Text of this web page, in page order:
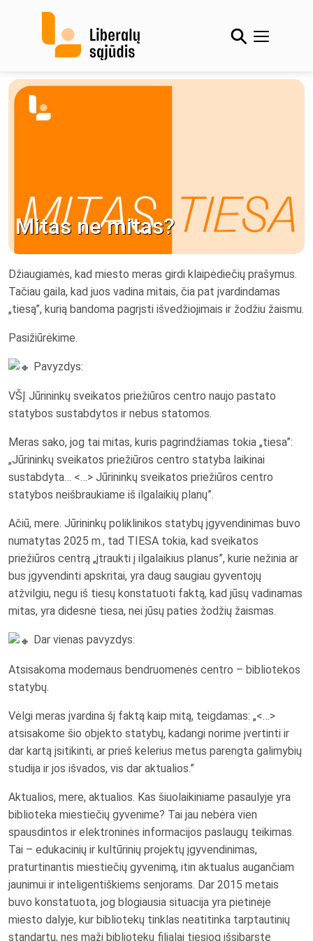
Mitas ne mitas?
Džiaugiamės, kad miesto meras girdi klaipėdiečių prašymus.
Tačiau gaila, kad juos vadina mitais, čia pat įvardindamas
„tiesą”, kurią bandoma pagrįsti išvedžiojimais ir žodžiu žaismu.
Pasižiūrėkime.
Pavyzdys:
VŠĮ Jūrininkų sveikatos priežiūros centro naujo pastato
statybos sustabdytos ir nebus statomos.
Meras sako, jog tai mitas, kuris pagrindžiamas tokia „tiesa”:
„Jūrininkų sveikatos priežiūros centro statyba laikinai
sustabdyta… <…> Jūrininkų sveikatos priežiūros centro
statybos neišbraukiame iš ilgalaikių planų”.
Ačiū, mere. Jūrininkų poliklinikos statybų įgyvendinimas buvo
numatytas 2025 m., tad TIESA tokia, kad sveikatos
priežiūros centrą „įtraukti į ilgalaikius planus”, kurie nežinia ar
bus įgyvendinti apskritai, yra daug saugiau gyventojų
atžvilgiu, negu iš tiesų konstatuoti faktą, kad jūsų vadinamas
mitas, yra didesnė tiesa, nei jūsų paties žodžių žaismas.
Dar vienas pavyzdys:
Atsisakoma modernaus bendruomenės centro – bibliotekos
statybų.
Vėlgi meras įvardina šį faktą kaip mitą, teigdamas: „<…>
atsisakome šio objekto statybų, kadangi norime įvertinti ir
dar kartą įsitikinti, ar prieš kelerius metus parengta galimybių
studija ir jos išvados, vis dar aktualios.”
Aktualios, mere, aktualios. Kas šiuolaikiniame pasaulyje yra
biblioteka miestiečių gyvenime? Tai jau nebėra vien
spausdintos ir elektroninės informacijos paslaugų teikimas.
Tai – edukacinių ir kultūrinių projektų įgyvendinimas,
praturtinantis miestiečių gyvenimą, itin aktualus augančiam
jaunimui ir inteligentiškiems senjorams. Dar 2015 metais
buvo konstatuota, jog blogiausia situacija yra pietinėje
miesto dalyje, kur bibliotekų tinklas neatitinka tarptautinių
standartų, nes maži bibliotekų filialai tiesiog išsibarstę